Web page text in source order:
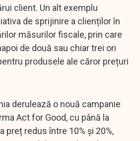
client. Un alt exemplu
de sprijinire a clienților în
măsurilor fiscale, prin care
de două sau chiar trei ori
produsele ale căror prețuri
derulează o nouă campanie
Act for Good, cu până la
preț redus între 10% și 20%,